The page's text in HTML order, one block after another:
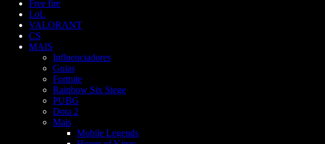
Free fire
LoL
VALORANT
CS
MAIS
Influenciadores
Guias
Fortnite
Rainbow Six Siege
PUBG
Dota 2
Mais
Mobile Legends